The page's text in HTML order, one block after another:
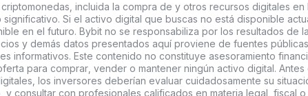
incluida la compra de y otros recursos digitales en
Si el activo digital que buscas no está disponible
en el futuro. Bybit no se responsabiliza por los resultados de
y demás datos presentados aquí proviene de fuentes
informativos. Este contenido no constituye asesoramiento
para comprar, vender o mantener ningún activo digital.
los inversores deberían evaluar cuidadosamente su
y consultar con profesionales calificados en materia legal, fiscal